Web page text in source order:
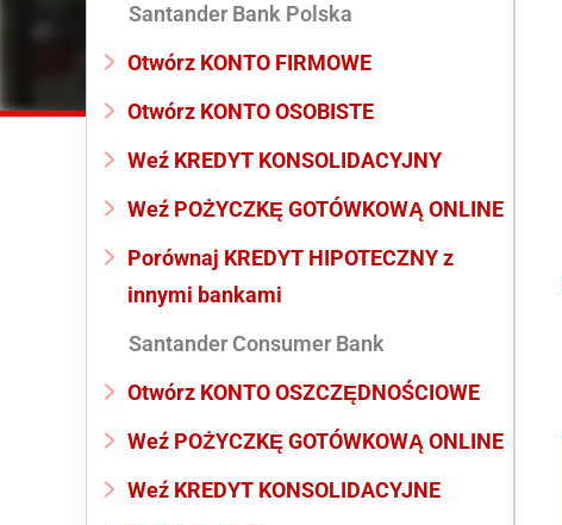
Santander Bank Polska
Otwórz KONTO FIRMOWE
Otwórz KONTO OSOBISTE
Weź KREDYT KONSOLIDACYJNY
Weź POŻYCZKĘ GOTÓWKOWĄ ONLINE
Porównaj KREDYT HIPOTECZNY z
innymi bankami
Santander Consumer Bank
Otwórz KONTO OSZCZĘDNOŚCIOWE
Weź POŻYCZKĘ GOTÓWKOWĄ ONLINE
Weź KREDYT KONSOLIDACYJNE